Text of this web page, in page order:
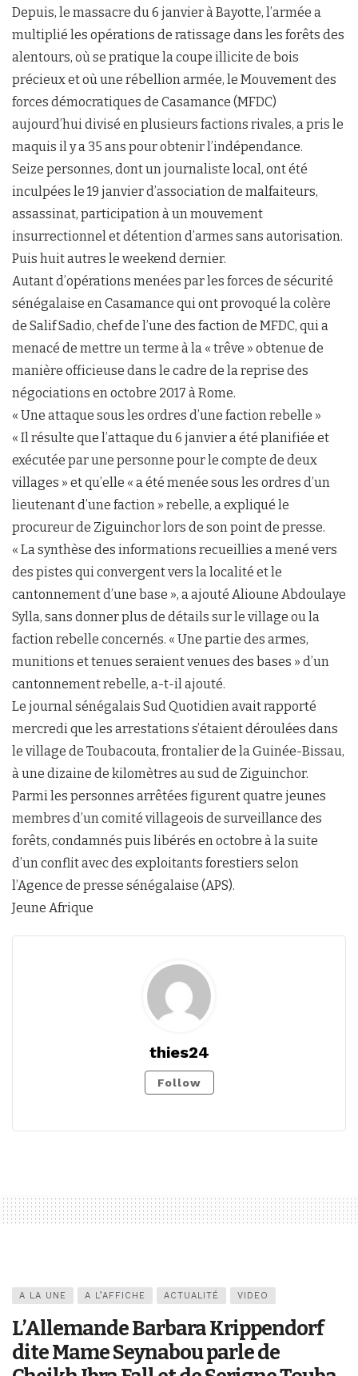
Depuis, le massacre du 6 janvier à Bayotte, l’armée a
multiplié les opérations de ratissage dans les forêts des
alentours, où se pratique la coupe illicite de bois
précieux et où une rébellion armée, le Mouvement des
forces démocratiques de Casamance (MFDC)
aujourd’hui divisé en plusieurs factions rivales, a pris le
maquis il y a 35 ans pour obtenir l’indépendance.
Seize personnes, dont un journaliste local, ont été
inculpées le 19 janvier d’association de malfaiteurs,
assassinat, participation à un mouvement
insurrectionnel et détention d’armes sans autorisation.
Puis huit autres le weekend dernier.
Autant d’opérations menées par les forces de sécurité
sénégalaise en Casamance qui ont provoqué la colère
de Salif Sadio, chef de l’une des faction de MFDC, qui a
menacé de mettre un terme à la « trêve » obtenue de
manière officieuse dans le cadre de la reprise des
négociations en octobre 2017 à Rome.
« Une attaque sous les ordres d’une faction rebelle »
« Il résulte que l’attaque du 6 janvier a été planifiée et
exécutée par une personne pour le compte de deux
villages » et qu’elle « a été menée sous les ordres d’un
lieutenant d’une faction » rebelle, a expliqué le
procureur de Ziguinchor lors de son point de presse.
« La synthèse des informations recueillies a mené vers
des pistes qui convergent vers la localité et le
cantonnement d’une base », a ajouté Alioune Abdoulaye
Sylla, sans donner plus de détails sur le village ou la
faction rebelle concernés. « Une partie des armes,
munitions et tenues seraient venues des bases » d’un
cantonnement rebelle, a-t-il ajouté.
Le journal sénégalais Sud Quotidien avait rapporté
mercredi que les arrestations s’étaient déroulées dans
le village de Toubacouta, frontalier de la Guinée-Bissau,
à une dizaine de kilomètres au sud de Ziguinchor.
Parmi les personnes arrêtées figurent quatre jeunes
membres d’un comité villageois de surveillance des
forêts, condamnés puis libérés en octobre à la suite
d’un conflit avec des exploitants forestiers selon
l’Agence de presse sénégalaise (APS).
Jeune Afrique
thies24
Follow
A LA UNE A L’AFFICHE ACTUALITÉ VIDEO
L’Allemande Barbara Krippendorf
dite Mame Seynabou parle de